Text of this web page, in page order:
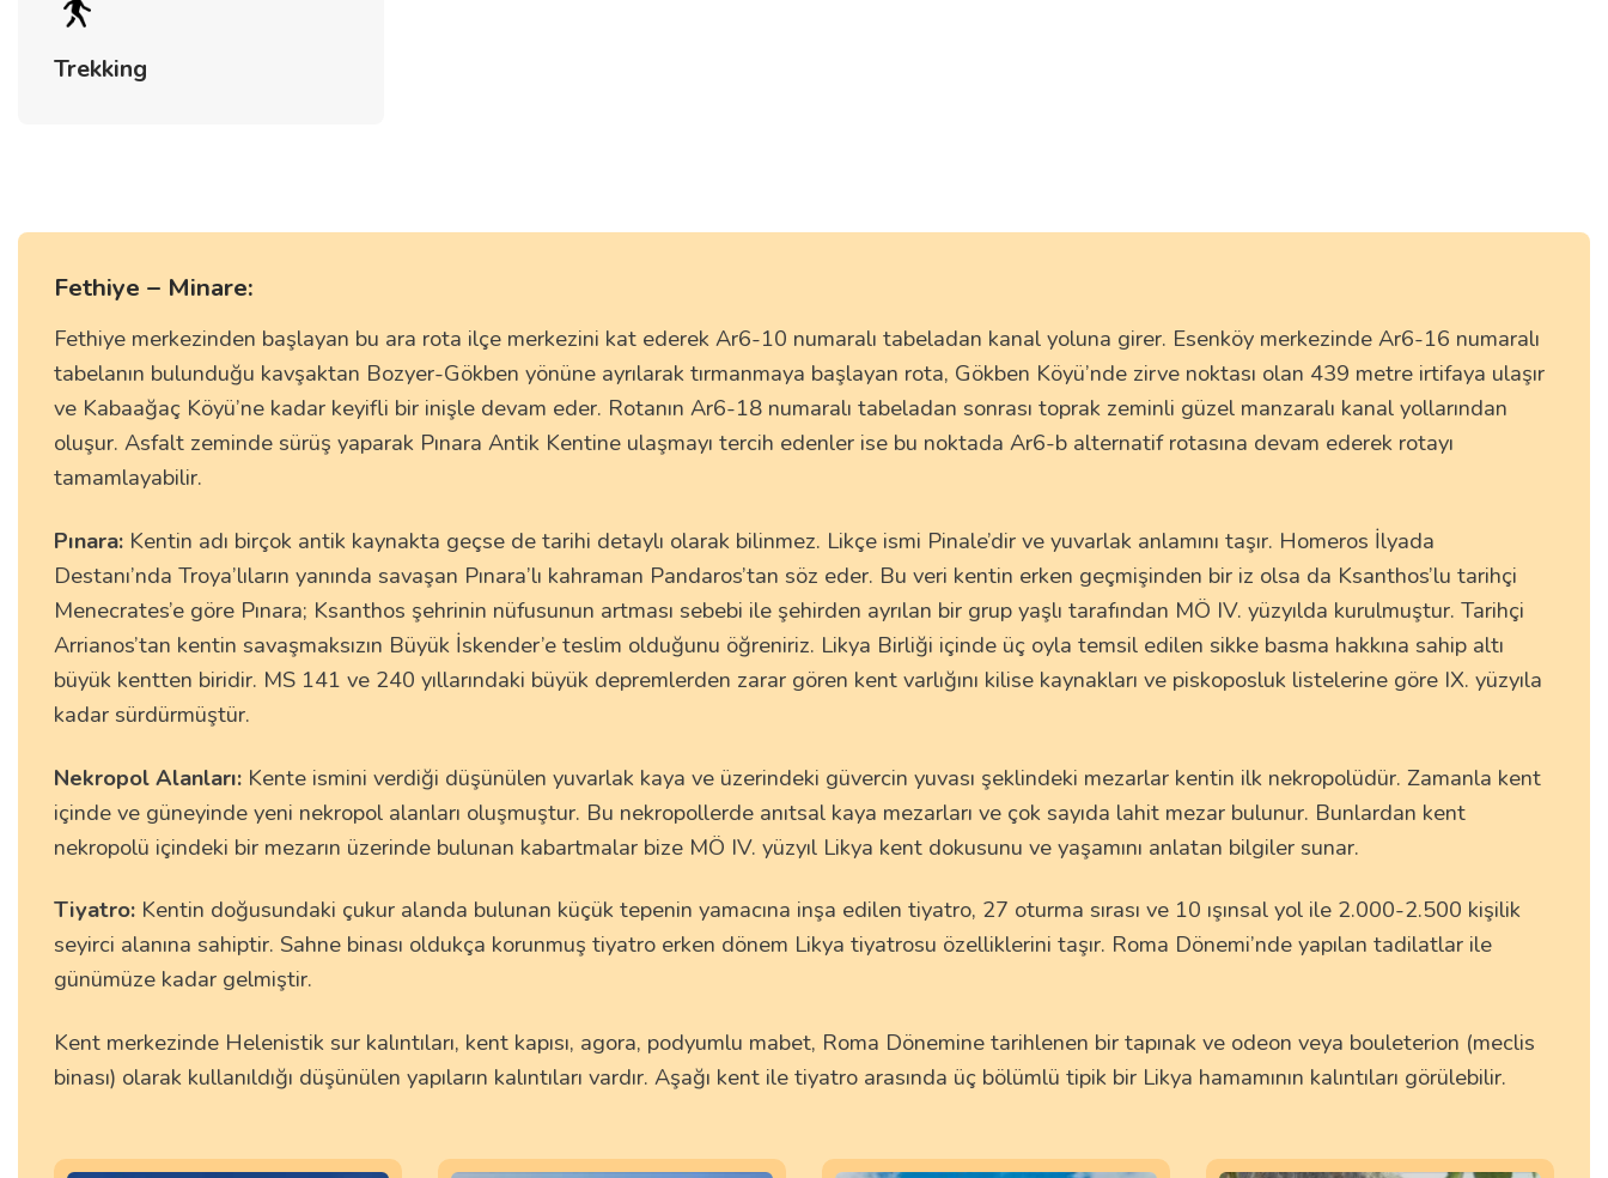
Trekking
Fethiye – Minare:
Fethiye merkezinden başlayan bu ara rota ilçe merkezini kat ederek Ar6-10 numaralı tabeladan kanal yoluna girer. Esenköy merkezinde Ar6-16 numaralı
tabelanın bulunduğu kavşaktan Bozyer-Gökben yönüne ayrılarak tırmanmaya başlayan rota, Gökben Köyü’nde zirve noktası olan 439 metre irtifaya ulaşır
ve Kabaağaç Köyü’ne kadar keyifli bir inişle devam eder. Rotanın Ar6-18 numaralı tabeladan sonrası toprak zeminli güzel manzaralı kanal yollarından
oluşur. Asfalt zeminde sürüş yaparak Pınara Antik Kentine ulaşmayı tercih edenler ise bu noktada Ar6-b alternatif rotasına devam ederek rotayı
tamamlayabilir.
Pınara: Kentin adı birçok antik kaynakta geçse de tarihi detaylı olarak bilinmez. Likçe ismi Pinale’dir ve yuvarlak anlamını taşır. Homeros İlyada
Destanı’nda Troya’lıların yanında savaşan Pınara’lı kahraman Pandaros’tan söz eder. Bu veri kentin erken geçmişinden bir iz olsa da Ksanthos’lu tarihçi
Menecrates’e göre Pınara; Ksanthos şehrinin nüfusunun artması sebebi ile şehirden ayrılan bir grup yaşlı tarafından MÖ IV. yüzyılda kurulmuştur. Tarihçi
Arrianos’tan kentin savaşmaksızın Büyük İskender’e teslim olduğunu öğreniriz. Likya Birliği içinde üç oyla temsil edilen sikke basma hakkına sahip altı
büyük kentten biridir. MS 141 ve 240 yıllarındaki büyük depremlerden zarar gören kent varlığını kilise kaynakları ve piskoposluk listelerine göre IX. yüzyıla
kadar sürdürmüştür.
Nekropol Alanları: Kente ismini verdiği düşünülen yuvarlak kaya ve üzerindeki güvercin yuvası şeklindeki mezarlar kentin ilk nekropolüdür. Zamanla kent
içinde ve güneyinde yeni nekropol alanları oluşmuştur. Bu nekropollerde anıtsal kaya mezarları ve çok sayıda lahit mezar bulunur. Bunlardan kent
nekropolü içindeki bir mezarın üzerinde bulunan kabartmalar bize MÖ IV. yüzyıl Likya kent dokusunu ve yaşamını anlatan bilgiler sunar.
Tiyatro: Kentin doğusundaki çukur alanda bulunan küçük tepenin yamacına inşa edilen tiyatro, 27 oturma sırası ve 10 ışınsal yol ile 2.000-2.500 kişilik
seyirci alanına sahiptir. Sahne binası oldukça korunmuş tiyatro erken dönem Likya tiyatrosu özelliklerini taşır. Roma Dönemi’nde yapılan tadilatlar ile
günümüze kadar gelmiştir.
Kent merkezinde Helenistik sur kalıntıları, kent kapısı, agora, podyumlu mabet, Roma Dönemine tarihlenen bir tapınak ve odeon veya bouleterion (meclis
binası) olarak kullanıldığı düşünülen yapıların kalıntıları vardır. Aşağı kent ile tiyatro arasında üç bölümlü tipik bir Likya hamamının kalıntıları görülebilir.